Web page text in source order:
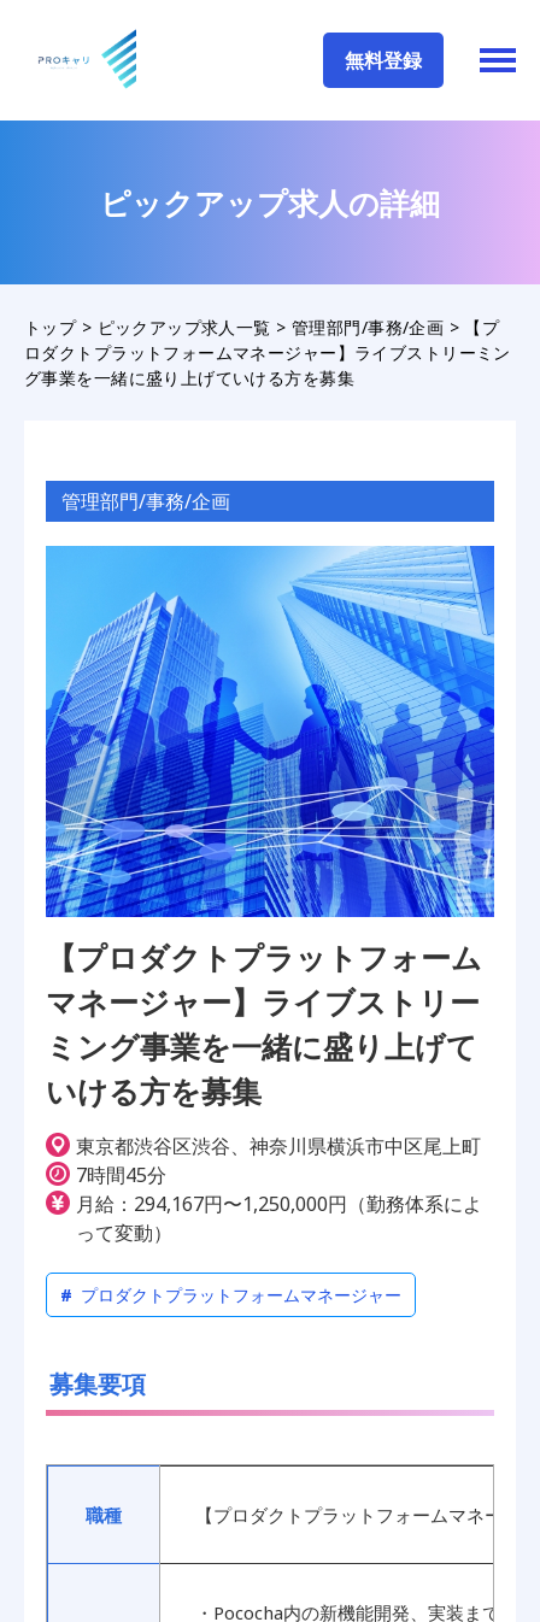
無料登録
ピックアップ求人の詳細
トップ> ピックアップ求人一覧 > 管理部門/事務/企画 >
【プ
ロダクトプラットフォームマネージャー】ライブストリーミン
グ事業を一緒に盛り上げていける方を募集
管理部門/事務/企画
【プロダクトプラットフォーム
マネージャー】ライブストリー
ミング事業を一緒に盛り上げて
いける方を募集
東京都渋谷区渋谷、神奈川県横浜市中区尾上町
7時間45分
月給：294,167円〜1,250,000円（勤務体系によ
って変動）
# プロダクトプラットフォームマネージャー
募集要項
職種 【プロダクトプラットフォームマネージ
・Pococha内の新機能開発、実装までの